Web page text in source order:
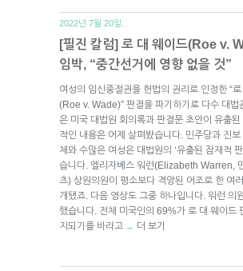
2022년 7월 20일.
[필진 칼럼] 로 대 웨이드(Roe v.
임박, “중간선거에 영향 없을 것”
여성의 임신중절권을 헌법의 권리로 인정한 “
(Roe v. Wade)” 판결을 파기하기로 다수 대법
은 미국 대법원 회의록과 판결문 초안이 유출
적인 내용은 어제 살펴봤습니다. 민주당과 진
체와 수많은 여성은 대법원의 ‘유출된 잠재적
습니다. 엘리자베스 워런(Elizabeth Warren,
츠) 상원의원이 평소보다 격앙된 어조로 한 여
개됐죠. 다음 영상도 그중 하나입니다. 워런 의
했습니다. 전체 미국인의 69%가 로 대 웨이드
지되기를 바라고 → 더 보기